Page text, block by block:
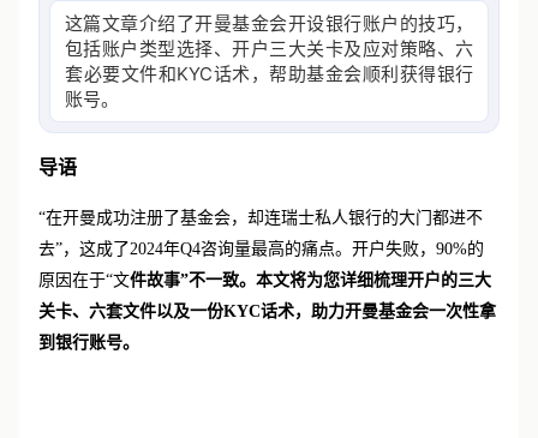
这篇文章介绍了开曼基金会开设银行账户的技巧，
包括账户类型选择、开户三大关卡及应对策略、六
套必要文件和KYC话术，帮助基金会顺利获得银行
账号。
导语
“在开曼成功注册了基金会，却连瑞士私人银行的大门都进不
去”，这成了2024年Q4咨询量最高的痛点。开户失败，90%的
原因在于“文件故事”不一致。本文将为您详细梳理开户的三大
关卡、六套文件以及一份KYC话术， 助力开曼基金会一次性拿
到银行账号。